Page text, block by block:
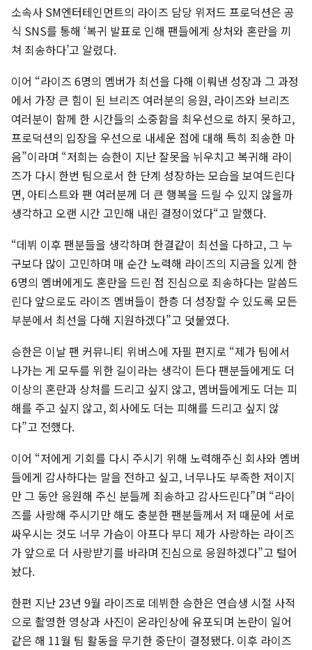
소속사 SM엔터테인먼트의 라이즈 담당 위저드 프로덕션은 공
식 SNS를 통해 ‘복귀 발표로 인해 팬들에게 상처와 혼란을 끼
쳐 죄송하다’고 알렸다.
이어 “라이즈 6명의 멤버가 최선을 다해 이뤄낸 성장과 그 과정
에서 가장 큰 힘이 된 브리즈 여러분의 응원, 라이즈와 브리즈
여러분이 함께 한 시간들의 소중함을 최우선으로 하지 못하고,
프로덕션의 입장을 우선으로 내세운 점에 대해 특히 죄송한 마
음”이라며 “저희는 승한이 지난 잘못을 뉘우치고 복귀해 라이
즈가 다시 한번 팀으로서 한 단계 성장하는 모습을 보여드린다
면, 아티스트와 팬 여러분께 더 큰 행복을 드릴 수 있지 않을까
생각하고 오랜 시간 고민해 내린 결정이었다“고 말했다.
“데뷔 이후 팬분들을 생각하며 한결같이 최선을 다하고, 그 누
구보다 많이 고민하며 매 순간 노력해 라이즈의 지금을 있게 한
6명의 멤버에게도 혼란을 드린 점 진심으로 죄송하다는 말씀드
린다 앞으로도 라이즈 멤버들이 한층 더 성장할 수 있도록 모든
부분에서 최선을 다해 지원하겠다”고 덧붙였다.
승한은 이날 팬 커뮤니티 위버스에 자필 편지로 “제가 팀에서
나가는 게 모두를 위한 길이라는 생각이 든다 팬분들에게도 더
이상의 혼란과 상처를 드리고 싶지 않고, 멤버들에게도 더는 피
해를 주고 싶지 않고, 회사에도 더는 피해를 드리고 싶지 않
다”고 전했다.
이어 “저에게 기회를 다시 주시기 위해 노력해주신 회사와 멤버
들에게 감사하다는 말을 전하고 싶고, 너무나도 부족한 저이지
만 그 동안 응원해 주신 분들께 죄송하고 감사드린다”며 “라이
즈를 사랑해 주시기만 해도 충분한 팬분들께서 저 때문에 서로
싸우시는 것도 너무 가슴이 아프다 부디 제가 사랑하는 라이즈
가 앞으로 더 사랑받기를 바라며 진심으로 응원하겠다”고 털어
놨다.
한편 지난 23년 9월 라이즈로 데뷔한 승한은 연습생 시절 사적
으로 촬영한 영상과 사진이 온라인상에 유포되며 논란이 일어
같은 해 11월 팀 활동을 무기한 중단이 결정됐다. 이후 라이즈